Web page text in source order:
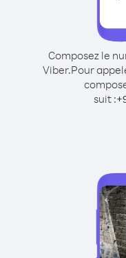
Composez le
Viber.Pour
suit :+